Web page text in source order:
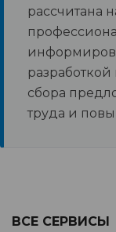
рассчитана
сбора
труда и
ВСЕ СЕРВИСЫ